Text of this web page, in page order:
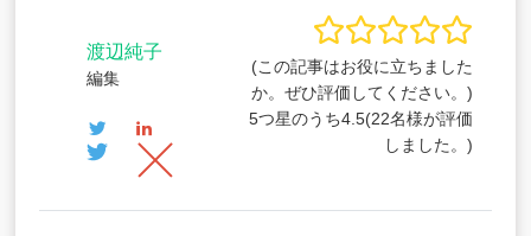
渡辺純子
編集
(この記事はお役に立ちました
か。ぜひ評価してください。)
5つ星のうち4.5(22名様が評価
しました。)